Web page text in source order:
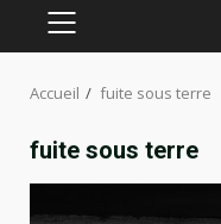
MENU
Accueil fuite sous terre
fuite sous terre